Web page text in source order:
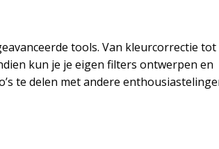
tools. Van kleurcorrectie tot
kun je je eigen filters ontwerpen en
te delen met andere